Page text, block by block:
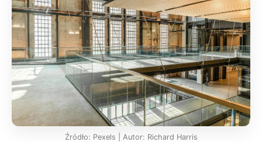
Źródło: Pexels | Autor: Richard Harris